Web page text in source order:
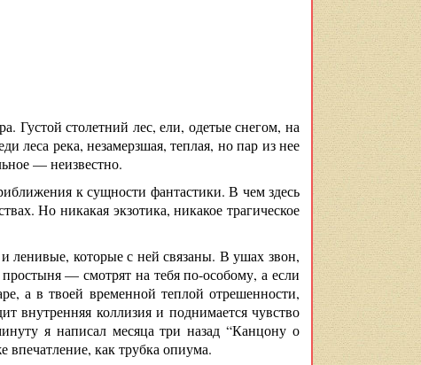
Густой столетний лес, ели, одетые снегом, на
леса река, незамерзшая, теплая, но пар из нее
— неизвестно.
к сущности фантастики. В чем здесь
Но никакая экзотика, никакое трагическое
ленивые, которые с ней связаны. В ушах звон,
— смотрят на тебя по-особому, а если
а в твоей временной теплой отрешенности,
внутренняя коллизия и поднимается чувство
я написал месяца три назад “Канцону о
как трубка опиума.